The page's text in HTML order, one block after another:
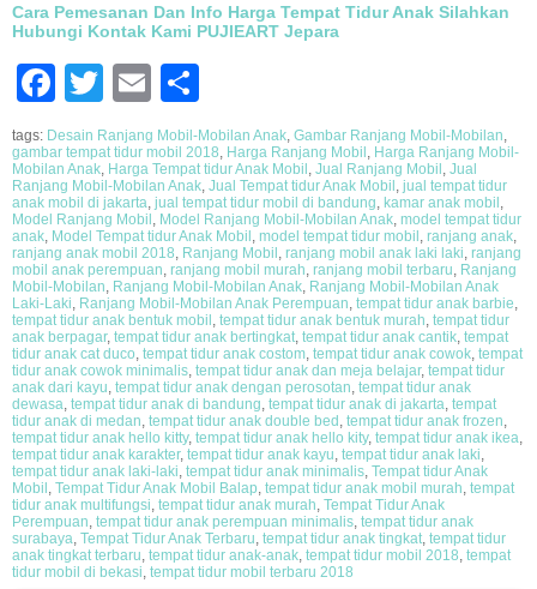
Cara Pemesanan Dan Info Harga Tempat Tidur Anak Silahkan
Hubungi Kontak Kami PUJIEART Jepara
Facebook
TwitterEmail
tags: Desain Ranjang Mobil-Mobilan Anak, Gambar Ranjang Mobil-Mobilan,
gambar tempat tidur mobil 2018, Harga Ranjang Mobil , Harga Ranjang Mobil-
Mobilan Anak, Harga Tempat tidur Anak Mobil , Jual Ranjang Mobil , Jual
Ranjang Mobil-Mobilan Anak, Jual Tempat tidur Anak Mobil , jual tempat tidur
anak mobil di jakarta, jual tempat tidur mobil di bandung, kamar anak mobil ,
Model Ranjang Mobil , Model Ranjang Mobil-Mobilan Anak, model tempat tidur
anak, Model Tempat tidur Anak Mobil , model tempat tidur mobil , ranjang anak,
ranjang anak mobil 2018, Ranjang Mobil , ranjang mobil anak laki laki, ranjang
mobil anak perempuan, ranjang mobil murah, ranjang mobil terbaru, Ranjang
Mobil-Mobilan, Ranjang Mobil-Mobilan Anak, Ranjang Mobil-Mobilan Anak
Laki-Laki, Ranjang Mobil-Mobilan Anak Perempuan, tempat tidur anak barbie,
tempat tidur anak bentuk mobil , tempat tidur anak bentuk murah, tempat tidur
anak berpagar, tempat tidur anak bertingkat, tempat tidur anak cantik, tempat
tidur anak cat duco, tempat tidur anak costom, tempat tidur anak cowok, tempat
tidur anak cowok minimalis, tempat tidur anak dan meja belajar, tempat tidur
anak dari kayu, tempat tidur anak dengan perosotan, tempat tidur anak
dewasa, tempat tidur anak di bandung, tempat tidur anak di jakarta, tempat
tidur anak di medan, tempat tidur anak double bed , tempat tidur anak frozen,
tempat tidur anak hello kitty, tempat tidur anak hello kity, tempat tidur anak ikea,
tempat tidur anak karakter, tempat tidur anak kayu, tempat tidur anak laki,
tempat tidur anak laki-laki, tempat tidur anak minimalis, Tempat tidur Anak
Mobil , Tempat Tidur Anak Mobil Balap, tempat tidur anak mobil murah, tempat
tidur anak multifungsi, tempat tidur anak murah, Tempat Tidur Anak
Perempuan, tempat tidur anak perempuan minimalis, tempat tidur anak
surabaya, Tempat Tidur Anak Terbaru, tempat tidur anak tingkat, tempat tidur
anak tingkat terbaru, tempat tidur anak-anak, tempat tidur mobil 2018, tempat
tidur mobil di bekasi, tempat tidur mobil terbaru 2018